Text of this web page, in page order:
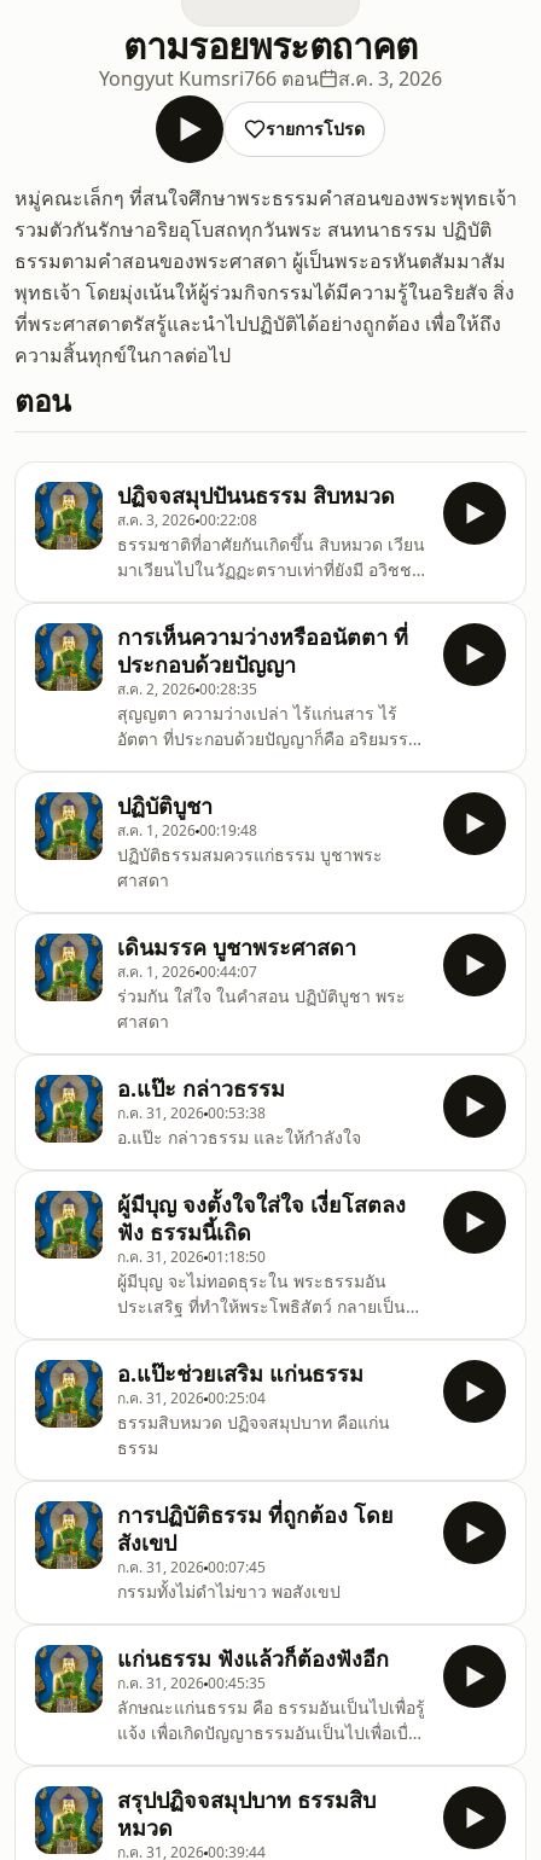
ตามรอยพระตถาคต
Yongyut Kumsri766 ตอน ส.ค. 3, 2026
รายการโปรด
หมู่คณะเล็กๆ ที่สนใจศึกษาพระธรรมคำสอนของพระพุทธเจ้า
รวมตัวกันรักษาอริยอุโบสถทุกวันพระ สนทนาธรรม ปฏิบัติ
ธรรมตามคำสอนของพระศาสดา ผู้เป็นพระอรหันตสัมมาสัม
พุทธเจ้า โดยมุ่งเน้นให้ผู้ร่วมกิจกรรมได้มีความรู้ในอริยสัจ สิ่ง
ที่พระศาสดาตรัสรู้และนำไปปฏิบัติได้อย่างถูกต้อง เพื่อให้ถึง
ความสิ้นทุกข์ในกาลต่อไป
ตอน
ปฏิจจสมุปปันนธรรม สิบหมวด
ส.ค. 3, 202600:22:08
ธรรมชาติที่อาศัยกันเกิดขึ้น สิบหมวด เวียน
มาเวียนไปในวัฏฏะตราบเท่าที่ยังมี อวิชชา
การเห็นความว่างหรืออนัตตา ที่
ประกอบด้วยปัญญา
ส.ค. 2, 202600:28:35
สุญญตา ความว่างเปล่า ไร้แก่นสาร ไร้
อัตตา ที่ประกอบด้วยปัญญาก็คือ อริยมรรค
ในธรรมทั้งปวงได้
ปฏิบัติบูชา
ส.ค. 1, 202600:19:48
ปฏิบัติธรรมสมควรแก่ธรรม บูชาพระ
ศาสดา
เดินมรรค บูชาพระศาสดา
ส.ค. 1, 202600:44:07
ร่วมกัน ใส่ใจ ในคำสอน ปฏิบัติบูชา พระ
ศาสดา
อ.แป๊ะ กล่าวธรรม
ก.ค. 31, 202600:53:38
อ.แป๊ะ กล่าวธรรม และให้กำลังใจ
ผู้มีบุญ จงตั้งใจใส่ใจ เงี่ยโสตลง
ฟัง ธรรมนี้เถิด
ก.ค. 31, 202601:18:50
ผู้มีบุญ จะไม่ทอดธุระใน พระธรรมอัน
ประเสริฐ ที่ทำให้พระโพธิสัตว์ กลายเป็น
อ.แป๊ะช่วยเสริม แก่นธรรม
ก.ค. 31, 202600:25:04
ธรรมสิบหมวด ปฏิจจสมุปบาท คือแก่น
ธรรม
การปฏิบัติธรรม ที่ถูกต้อง โดย
สังเขป
ก.ค. 31, 202600:07:45
กรรมทั้งไม่ดำไม่ขาว พอสังเขป
แก่นธรรม ฟังแล้วก็ต้องฟังอีก
ก.ค. 31, 202600:45:35
ลักษณะแก่นธรรม คือ ธรรมอันเป็นไปเพื่อรู้
แจ้ง เพื่อเกิดปัญญาธรรมอันเป็นไปเพื่อเบื่อ
ลักษณะของแก่นธรรม
สรุปปฏิจจสมุปบาท ธรรมสิบ
หมวด
ก.ค. 31, 202600:39:44